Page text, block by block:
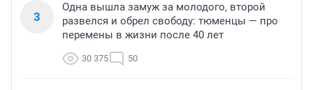
3
Одна вышла замуж за молодого, второй
развелся и обрел свободу: тюменцы — про
перемены в жизни после 40 лет
30 375 50